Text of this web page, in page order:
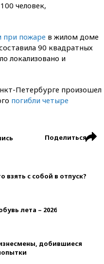
человек,
при пожаре в жилом доме
90 квадратных
локализовано и
Петербурге произошел
погибли четыре
Поделиться
с собой в отпуск?
лета – 2026
добившиеся